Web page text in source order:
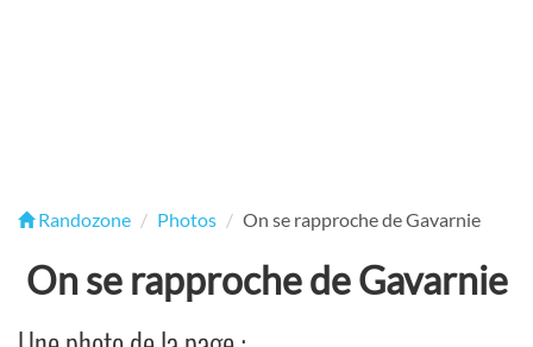
Randozone Photos On se rapproche de Gavarnie
On se rapproche de Gavarnie